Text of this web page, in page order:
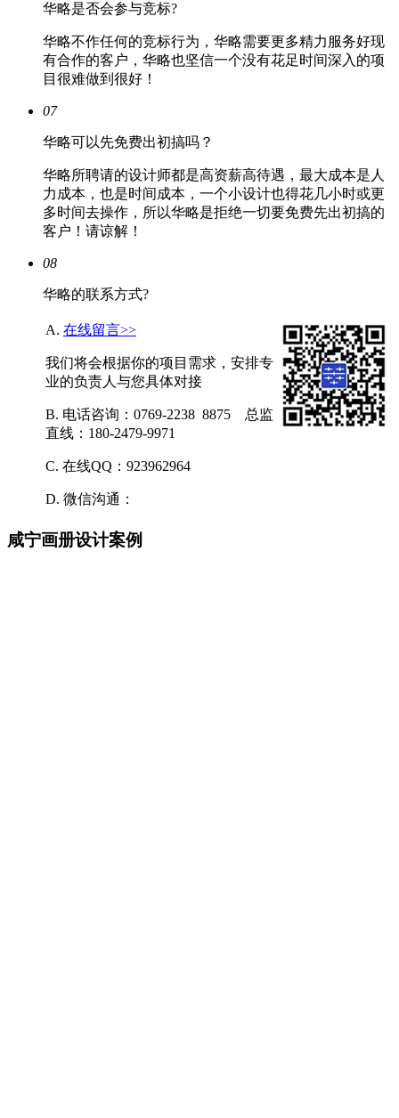
华略是否会参与竞标?
华略不作任何的竞标行为，华略需要更多精力服务好现
有合作的客户，华略也坚信一个没有花足时间深入的项
目很难做到很好！
07
华略可以先免费出初搞吗？
华略所聘请的设计师都是高资薪高待遇，最大成本是人
力成本，也是时间成本，一个小设计也得花几小时或更
多时间去操作，所以华略是拒绝一切要免费先出初搞的
客户！请谅解！
08
华略的联系方式?
A. 在线留言>>
我们将会根据你的项目需求，安排专
业的负责人与您具体对接
B. 电话咨询：0769-2238 8875 总监
直线：180-2479-9971
C. 在线QQ：923962964
D. 微信沟通：
咸宁画册设计案例